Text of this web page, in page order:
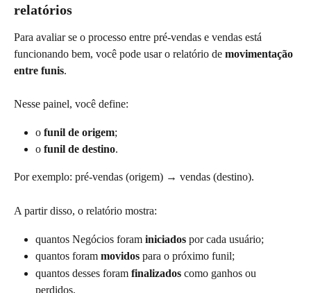
relatórios
Para avaliar se o processo entre pré-vendas e vendas está
funcionando bem, você pode usar o relatório de movimentação
entre funis.
Nesse painel, você define:
o funil de origem;
o funil de destino.
Por exemplo: pré-vendas (origem) → vendas (destino).
A partir disso, o relatório mostra:
quantos Negócios foram iniciados por cada usuário;
quantos foram movidos para o próximo funil;
quantos desses foram finalizados como ganhos ou
perdidos.